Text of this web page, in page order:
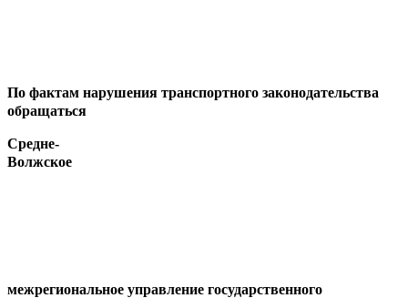
По фактам нарушения транспортного законодательства
обращаться
Средне-
Волжское
межрегиональное управление государственного